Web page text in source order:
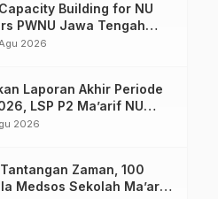
Building for NU
PWNU Jawa Tengah
Membuka Jalan Menuju
2026
Laporan Akhir Periode
LSP P2 Ma’arif NU
Sinergi Link and
2026
Zaman, 100
Medsos Sekolah Ma’arif